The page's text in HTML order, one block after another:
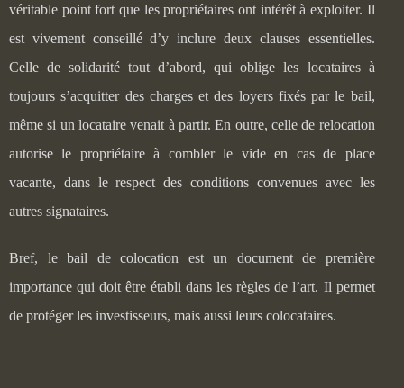
véritable point fort que les propriétaires ont intérêt à exploiter. Il
est vivement conseillé d’y inclure deux clauses essentielles.
Celle de solidarité tout d’abord, qui oblige les locataires à
toujours s’acquitter des charges et des loyers fixés par le bail,
même si un locataire venait à partir. En outre, celle de relocation
autorise le propriétaire à combler le vide en cas de place
vacante, dans le respect des conditions convenues avec les
autres signataires.
Bref, le bail de colocation est un document de première
importance qui doit être établi dans les règles de l’art. Il permet
de protéger les investisseurs, mais aussi leurs colocataires.